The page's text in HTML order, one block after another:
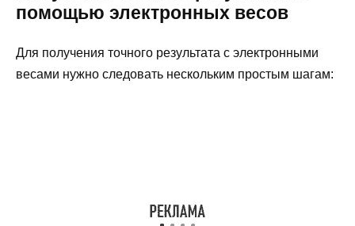
помощью электронных весов
Для получения точного результата с электронными
весами нужно следовать нескольким простым шагам: